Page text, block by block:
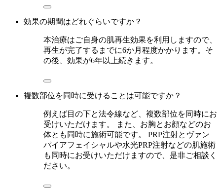
効果の期間はどれぐらいですか？
本治療はご自身の肌再生効果を利用しますので、
再生が完了するまでに6か月程度かかります。そ
の後、効果が6年以上続きます。
複数部位を同時に受けることは可能ですか？
例えば目の下と法令線など、複数部位を同時にお
受けいただけます。 また、お胸とお顔などのお
体とも同時に施術可能です。 PRP注射とヴァン
パイアフェイシャルや水光PRP注射などの肌施術
も同時にお受けいただけますので、是非ご相談く
ださい。